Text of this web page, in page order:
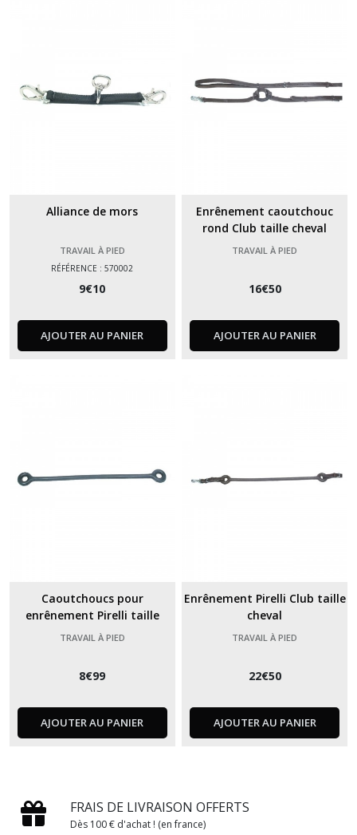
Alliance de mors
TRAVAIL À PIED
RÉFÉRENCE : 570002
9€10
AJOUTER AU PANIER
Enrênement caoutchouc
rond Club taille cheval
TRAVAIL À PIED
16€50
AJOUTER AU PANIER
Caoutchoucs pour
enrênement Pirelli taille
cheval
TRAVAIL À PIED
8€99
AJOUTER AU PANIER
Enrênement Pirelli Club taille
cheval
TRAVAIL À PIED
22€50
AJOUTER AU PANIER
FRAIS DE LIVRAISON OFFERTS
Dès 100 € d'achat ! (en france)